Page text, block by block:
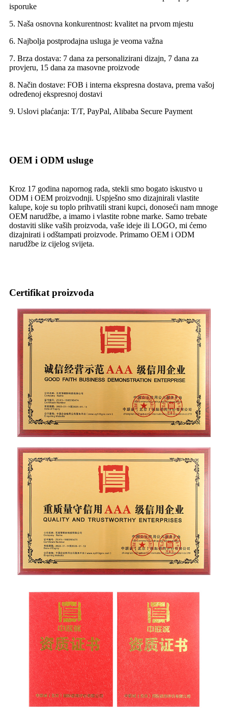
isporuke
5. Naša osnovna konkurentnost: kvalitet na prvom mjestu
6. Najbolja postprodajna usluga je veoma važna
7. Brza dostava: 7 dana za personalizirani dizajn, 7 dana za
provjeru, 15 dana za masovne proizvode
8. Način dostave: FOB i interna ekspresna dostava, prema vašoj
određenoj ekspresnoj dostavi
9. Uslovi plaćanja: T/T, PayPal, Alibaba Secure Payment
OEM i ODM usluge
Kroz 17 godina napornog rada, stekli smo bogato iskustvo u
ODM i OEM proizvodnji. Uspješno smo dizajnirali vlastite
kalupe, koje su toplo prihvatili strani kupci, donoseći nam mnoge
OEM narudžbe, a imamo i vlastite robne marke. Samo trebate
dostaviti slike vaših proizvoda, vaše ideje ili LOGO, mi ćemo
dizajnirati i odštampati proizvode. Primamo OEM i ODM
narudžbe iz cijelog svijeta.
Certifikat proizvoda